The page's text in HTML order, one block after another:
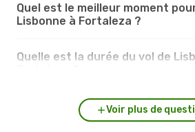
Quel est le meilleur moment
Lisbonne à Fortaleza ?
Quelle est la durée du vol de
Voir plus de